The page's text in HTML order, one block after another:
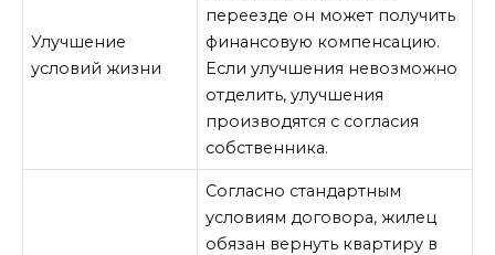
Улучшение
условий жизни
переезде он может получить
финансовую компенсацию.
Если улучшения невозможно
отделить, улучшения
производятся с согласия
собственника.
Согласно стандартным
условиям договора, жилец
обязан вернуть квартиру в